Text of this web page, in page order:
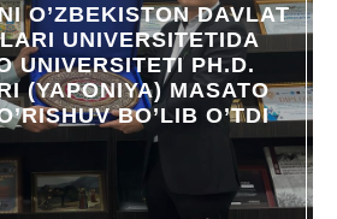
O’ZBEKISTON DAVLAT
UNIVERSITETIDA
UNIVERSITETI PH.D.
(YAPONIYA) MASATO
BO’LIB O’TDI